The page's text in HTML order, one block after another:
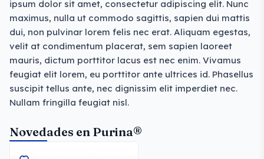
ipsum dolor sit amet, consectetur adipiscing elit. Nunc
maximus, nulla ut commodo sagittis, sapien dui mattis
dui, non pulvinar lorem felis nec erat. Aliquam egestas,
velit at condimentum placerat, sem sapien laoreet
mauris, dictum porttitor lacus est nec enim. Vivamus
feugiat elit lorem, eu porttitor ante ultrices id. Phasellus
suscipit tellus ante, nec dignissim elit imperdiet nec.
Nullam fringilla feugiat nisl.
Novedades en Purina®